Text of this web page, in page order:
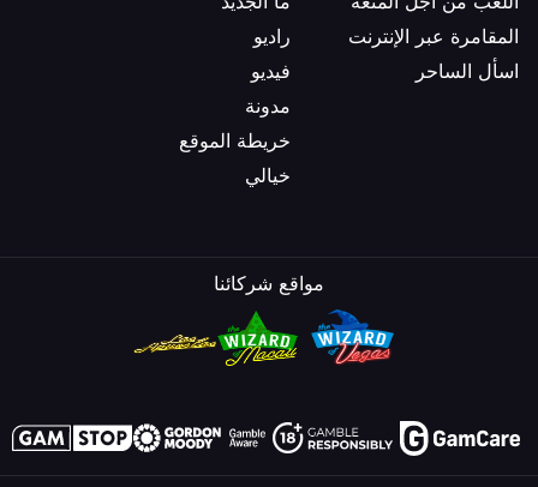
المقامرة عبر الإنترنت
اسأل الساحر
راديو
فيديو
مدونة
خريطة الموقع
خيالي
مواقع شركائنا